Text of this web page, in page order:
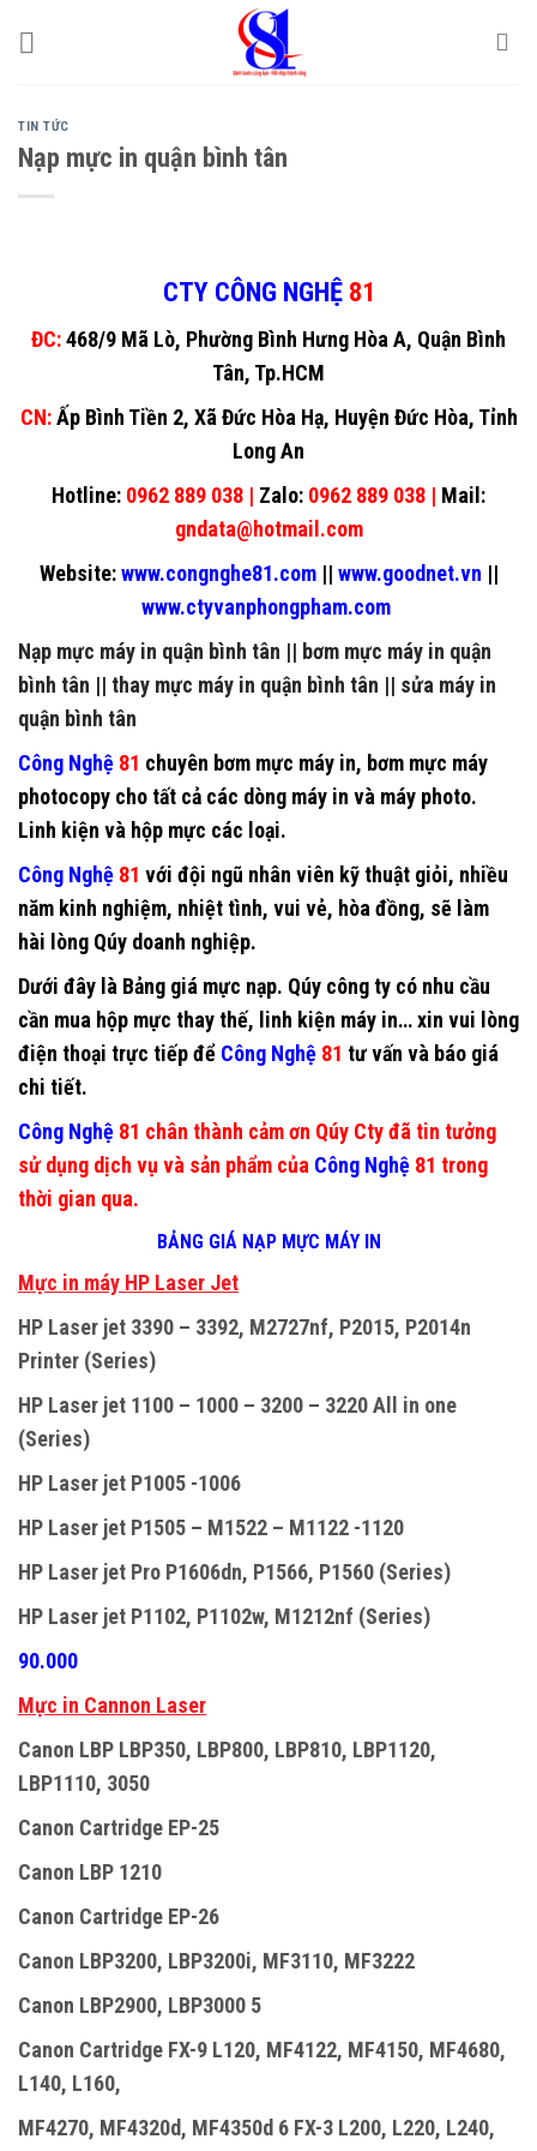
TIN TỨC
Nạp mực in quận bình tân
CTY CÔNG NGHỆ 81
ĐC:468/9 Mã Lò, Phường Bình Hưng Hòa A, Quận Bình
Tân, Tp.HCM
CN: Ấp Bình Tiền 2, Xã Đức Hòa Hạ, Huyện Đức Hòa, Tỉnh
Long An
Hotline: 0962 889 038 | Zalo: 0962 889 038 | Mail:
gndata@hotmail.com
Website:www.congnghe81.com || www.goodnet.vn ||
www.ctyvanphongpham.com
Nạp mực máy in quận bình tân || bơm mực máy in quận
bình tân || thay mực máy in quận bình tân || sửa máy in
quận bình tân
Công Nghệ 81 chuyên bơm mực máy in, bơm mực máy
photocopy cho tất cả các dòng máy in và máy photo.
Linh kiện và hộp mực các loại.
Công Nghệ 81 với đội ngũ nhân viên kỹ thuật giỏi, nhiều
năm kinh nghiệm, nhiệt tình, vui vẻ, hòa đồng, sẽ làm
hài lòng Qúy doanh nghiệp.
Dưới đây là Bảng giá mực nạp. Qúy công ty có nhu cầu
cần mua hộp mực thay thế, linh kiện máy in… xin vui lòng
điện thoại trực tiếp để Công Nghệ 81 tư vấn và báo giá
chi tiết.
Công Nghệ 81 chân thành cảm ơn Qúy Cty đã tin tưởng
sử dụng dịch vụ và sản phẩm của Công Nghệ 81 trong
thời gian qua.
BẢNG GIÁ NẠP MỰC MÁY IN
Mực in máy HP Laser Jet
HP Laser jet 3390 – 3392, M2727nf, P2015, P2014n
Printer (Series)
HP Laser jet 1100 – 1000 – 3200 – 3220 All in one
(Series)
HP Laser jet P1005 -1006
HP Laser jet P1505 – M1522 – M1122 -1120
HP Laser jet Pro P1606dn, P1566, P1560 (Series)
HP Laser jet P1102, P1102w, M1212nf (Series)
90.000
Mực in Cannon Laser
Canon LBP LBP350, LBP800, LBP810, LBP1120,
LBP1110, 3050
Canon Cartridge EP-25
Canon LBP 1210
Canon Cartridge EP-26
Canon LBP3200, LBP3200i, MF3110, MF3222
Canon LBP2900, LBP3000 5
Canon Cartridge FX-9 L120, MF4122, MF4150, MF4680,
L140, L160,
MF4270, MF4320d, MF4350d 6 FX-3 L200, L220, L240,